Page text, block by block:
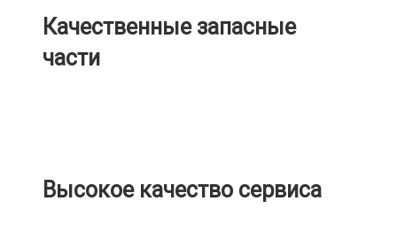
Качественные запасные
части
Высокое качество сервиса